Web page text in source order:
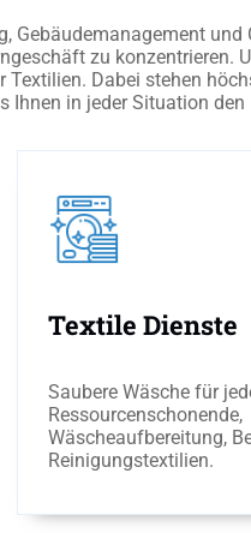
Gebäudemanagement
zu konzentrieren.
Textilien. Dabei stehen
Ihnen in jeder Situation den
Textile Dienste
Saubere Wäsche für
Ressourcenschonende,
Wäscheaufbereitung,
Reinigungstextilien.